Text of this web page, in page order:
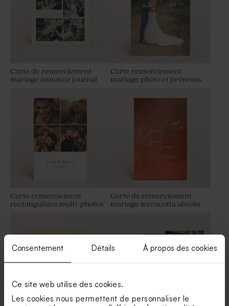
Consentement Détails À propos des cookies
Ce site web utilise des cookies.
Les cookies nous permettent de personnaliser le
velour et initiales
Carte de remerciement
mariage annonce journal
Carte remerciement
mariage photo et prénoms
Carte remerciement
rectangulaire multi-photos
Carte de remerciement
mariage terracotta absolu